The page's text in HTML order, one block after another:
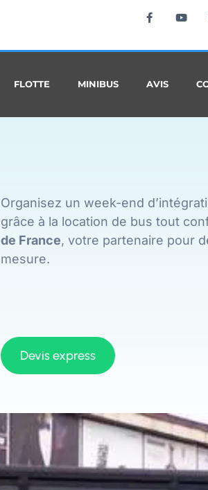
FLOTTE MINIBUS AVIS
Organisez un week-end
grâce à la location de bus tout
de France, votre partenaire pour
mesure.
Devis express